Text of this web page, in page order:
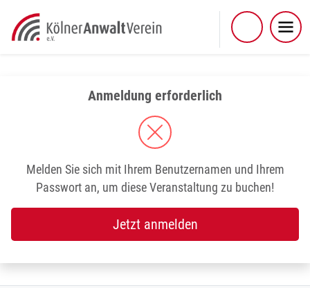
content
Anmeldung erforderlich
Melden Sie sich mit Ihrem Benutzernamen und Ihrem
Passwort an, um diese Veranstaltung zu buchen!
Jetzt anmelden